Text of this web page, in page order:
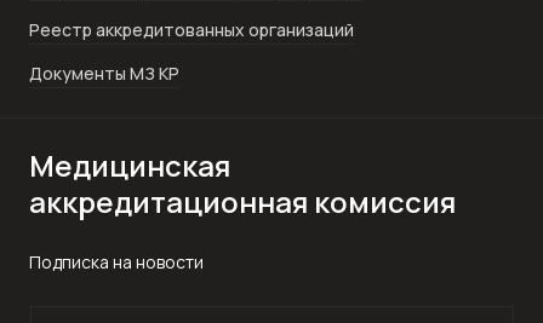
Реестр аккредитованных организаций
Документы МЗ КР
Медицинская
аккредитационная комиссия
Подписка на новости